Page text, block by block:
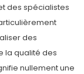
des spécialistes
des
la qualité des
nullement une